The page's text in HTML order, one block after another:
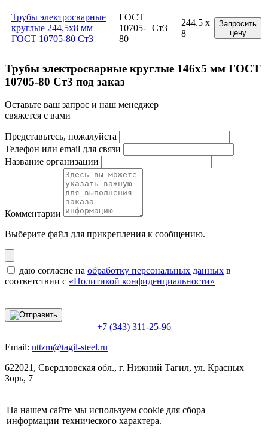
Трубы электросварные
круглые 244.5x8 мм
ГОСТ 10705-80 Ст3
ГОСТ
10705-
80
Ст3
244.5 x
8
Запросить
цену
Трубы электросварные круглые 146x5 мм ГОСТ
10705-80 Ст3 под заказ
Оставьте ваш запрос и наш менеджер
свяжется с вами
Представьтесь, пожалуйста
Телефон или email для связи
Название организации
Комментарии
Выберите файл для прикрепления к сообщению.
даю согласие на обработку персональных данных в
соответствии с «Политикой конфиденциальности»
+7 (343) 311-25-96
Email: nttzm@tagil-steel.ru
622021, Свердловская обл., г. Нижний Тагил, ул. Красных
Зорь, 7
На нашем сайте мы используем cookie для сбора
информации технического характера.